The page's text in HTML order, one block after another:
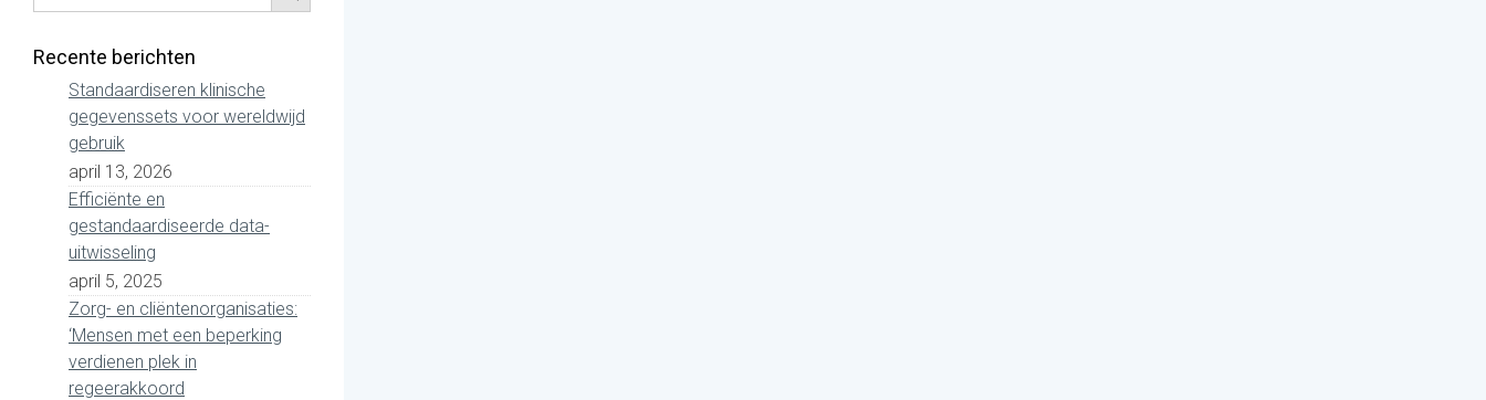
Recente berichten
Standaardiseren klinische
gegevenssets voor wereldwijd
gebruik
april 13, 2026
Efficiënte en
gestandaardiseerde data-
uitwisseling
april 5, 2025
Zorg- en cliëntenorganisaties:
‘Mensen met een beperking
verdienen plek in
regeerakkoord